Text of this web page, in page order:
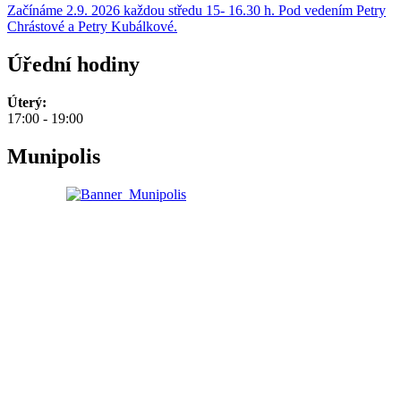
Začínáme 2.9. 2026 každou středu 15- 16.30 h. Pod vedením Petry
Chrástové a Petry Kubálkové.
Úřední hodiny
Úterý:
17:00 - 19:00
Munipolis